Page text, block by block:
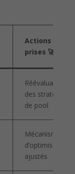
Actions
prises 🚀
Réévaluation
des stratégies
de pool
Mécanismes
d’optimisation
ajustés